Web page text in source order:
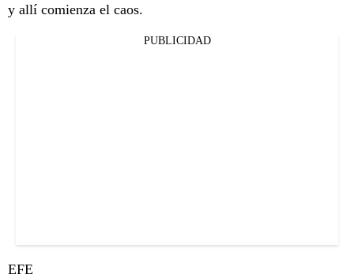
y allí comienza el caos.
PUBLICIDAD
EFE